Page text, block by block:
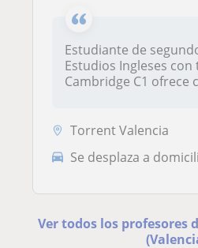
Estudiante de
Estudios Ingleses
Cambridge C1 ofrece
Torrent Valencia
Se desplaza a
Ver todos los profesores